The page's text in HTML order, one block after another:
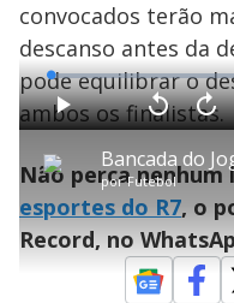
convocados terão
descanso antes da
pode equilibrar o
ambos os finalistas.
porFutebol
P V
t
a
r
1
0
s
e
g
u
d
o
A
n
ç
a
1
s
e
g
u
n
d
L
o
a
d
e
:
1
.
2
4
%
Não perca nenhum
esportes do R7, o
Record, no